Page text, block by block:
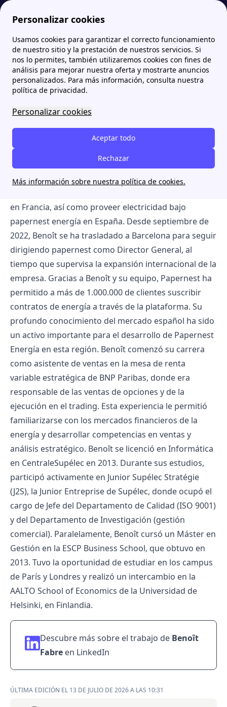
Personalizar cookies
Usamos cookies para garantizar el correcto funcionamiento
de nuestro sitio y la prestación de nuestros servicios. Si
nos lo permites, también utilizaremos cookies con fines de
análisis para mejorar nuestra oferta y mostrarte anuncios
personalizados. Para más información, consulta nuestra
política de privacidad.
Personalizar cookies
Aceptar todo
Rechazar
Más información sobre nuestra política de cookies.
Papernest.es El Equipo detrás del contenido de papernest Benoît Fabre, fundador y director general
Benoît Fabre, fundador y
director general
es el fundador y director general de
papernest, una start-up que forma parte de French
Tech 120 desde 2019. Desde la creación de papernest,
Benoît ha introducido en el mercado francés como
en Francia, así como proveer electricidad bajo
papernest energía en España. Desde septiembre de
2022, Benoît se ha trasladado a Barcelona para seguir
dirigiendo papernest como Director General, al
tiempo que supervisa la expansión internacional de la
empresa. Gracias a Benoît y su equipo, Papernest ha
permitido a más de 1.000.000 de clientes suscribir
contratos de energía a través de la plataforma. Su
profundo conocimiento del mercado español ha sido
un activo importante para el desarrollo de Papernest
Energía en esta región. Benoît comenzó su carrera
como asistente de ventas en la mesa de renta
variable estratégica de BNP Paribas, donde era
responsable de las ventas de opciones y de la
ejecución en el trading. Esta experiencia le permitió
familiarizarse con los mercados financieros de la
energía y desarrollar competencias en ventas y
análisis estratégico. Benoît se licenció en Informática
en CentraleSupélec en 2013. Durante sus estudios,
participó activamente en Junior Supélec Stratégie
(J2S), la Junior Entreprise de Supélec, donde ocupó el
cargo de Jefe del Departamento de Calidad (ISO 9001)
y del Departamento de Investigación (gestión
comercial). Paralelamente, Benoît cursó un Máster en
Gestión en la ESCP Business School, que obtuvo en
2013. Tuvo la oportunidad de estudiar en los campus
de París y Londres y realizó un intercambio en la
AALTO School of Economics de la Universidad de
Helsinki, en Finlandia.
Descubre más sobre el trabajo de Benoît
Fabre en LinkedIn
ÚLTIMA EDICIÓN EL 13 DE JULIO DE 2026 A LAS 10:31